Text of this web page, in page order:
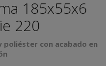
185x55x6
220
poliéster con acabado en